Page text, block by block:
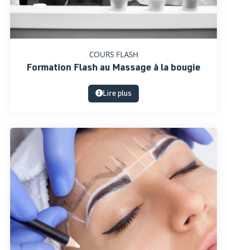
COURS FLASH
Formation Flash au Massage à la bougie
Lire plus